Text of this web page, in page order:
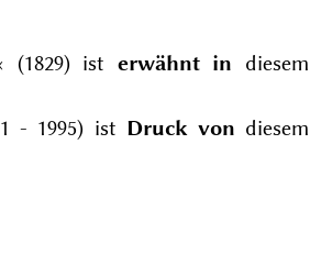
(1829) ist erwähnt in diesem
- 1995) ist Druck von diesem